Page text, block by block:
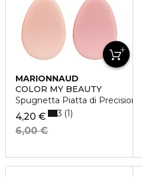
MARIONNAUD
COLOR MY BEAUTY
Spugnetta Piatta di
4,20 €
6,00 €
3 1